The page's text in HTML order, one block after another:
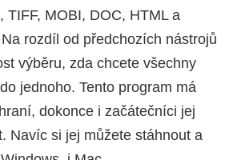
TIFF, MOBI, DOC, HTML a
rozdíl od předchozích nástrojů
výběru, zda chcete všechny
jednoho. Tento program má
dokonce i začátečníci jej
Navíc si jej můžete stáhnout a